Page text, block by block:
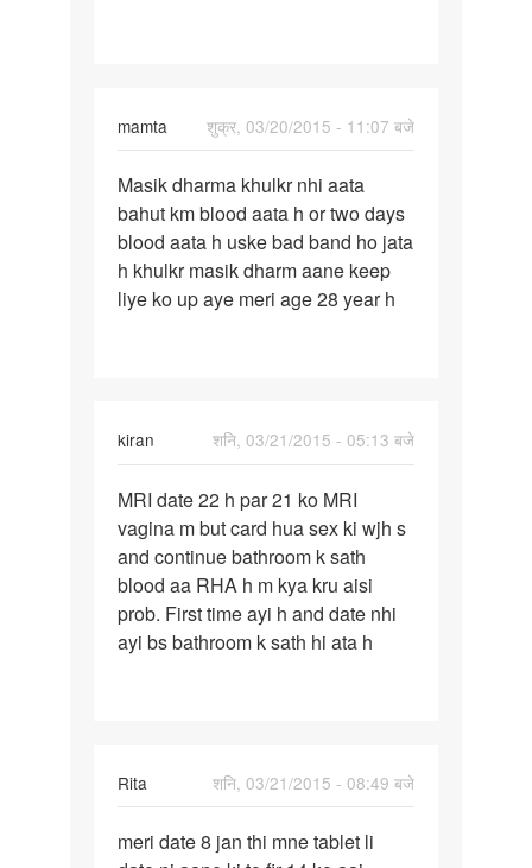
mamta
शुक्र, 03/20/2015 - 11:07 बजे
Masik
dharma
khulkr
nhi
aata
Masik dharma khulkr nhi aata
bahut km blood aata h or two days
blood aata h uske bad band ho jata
h khulkr masik dharm aane keep
liye ko up aye meri age 28 year h
kiran
शनि, 03/21/2015 - 05:13 बजे
MRI
date
22
h
par
21
MRI date 22 h par 21 ko MRI
vagina m but card hua sex ki wjh s
and continue bathroom k sath
blood aa RHA h m kya kru aisi
prob. First time ayi h and date nhi
ayi bs bathroom k sath hi ata h
Rita
शनि, 03/21/2015 - 08:49 बजे
meri
meri date 8 jan thi mne tablet li